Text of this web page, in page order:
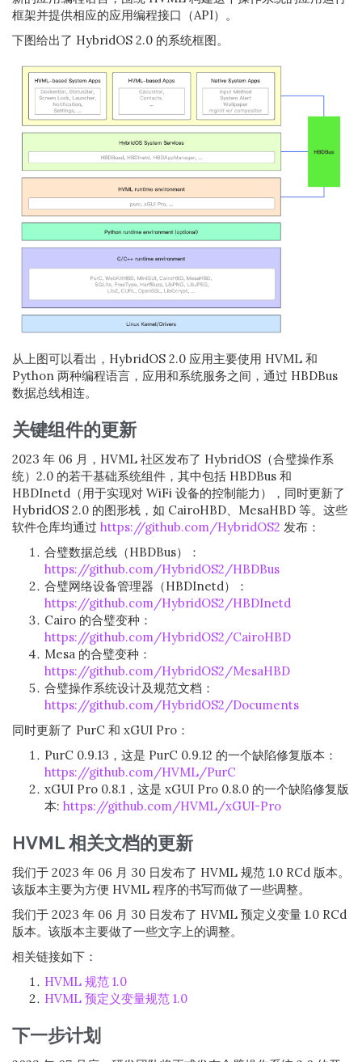
框架并提供相应的应用编程接口（API）。
下图给出了 HybridOS 2.0 的系统框图。
从上图可以看出，HybridOS 2.0 应用主要使用 HVML 和
Python 两种编程语言，应用和系统服务之间，通过 HBDBus
数据总线相连。
关键组件的更新
2023 年 06 月，HVML 社区发布了 HybridOS（合璧操作系
统）2.0 的若干基础系统组件，其中包括 HBDBus 和
HBDInetd（用于实现对 WiFi 设备的控制能力），同时更新了
HybridOS 2.0 的图形栈，如 CairoHBD、MesaHBD 等。这些
软件仓库均通过 https://github.com/HybridOS2 发布：
合璧数据总线（HBDBus）：
https://github.com/HybridOS2/HBDBus
合璧网络设备管理器（HBDInetd）：
https://github.com/HybridOS2/HBDInetd
Cairo 的合璧变种：
https://github.com/HybridOS2/CairoHBD
Mesa 的合璧变种：
https://github.com/HybridOS2/MesaHBD
合璧操作系统设计及规范文档：
https://github.com/HybridOS2/Documents
同时更新了 PurC 和 xGUI Pro：
PurC 0.9.13，这是 PurC 0.9.12 的一个缺陷修复版本：
https://github.com/HVML/PurC
xGUI Pro 0.8.1，这是 xGUI Pro 0.8.0 的一个缺陷修复版
本: https://github.com/HVML/xGUI-Pro
HVML 相关文档的更新
我们于 2023 年 06 月 30 日发布了 HVML 规范 1.0 RCd 版本。
该版本主要为方便 HVML 程序的书写而做了一些调整。
我们于 2023 年 06 月 30 日发布了 HVML 预定义变量 1.0 RCd
版本。该版本主要做了一些文字上的调整。
相关链接如下：
HVML 规范 1.0
HVML 预定义变量规范 1.0
下一步计划